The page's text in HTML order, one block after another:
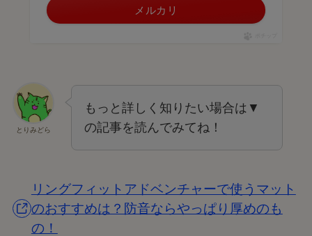
メルカリ
とりみどら
もっと詳しく知りたい場合は▼
の記事を読んでみてね！
リングフィットアドベンチャーで使うマット
のおすすめは？防音ならやっぱり厚めのも
の！